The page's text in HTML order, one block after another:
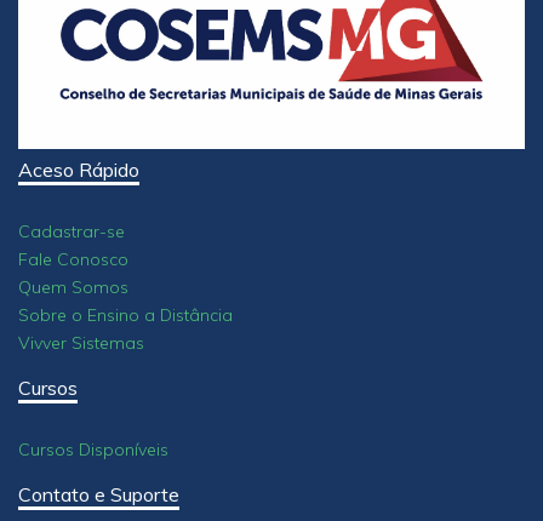
Aceso Rápido
Cadastrar-se
Fale Conosco
Quem Somos
Sobre o Ensino a Distância
Vivver Sistemas
Cursos
Cursos Disponíveis
Contato e Suporte